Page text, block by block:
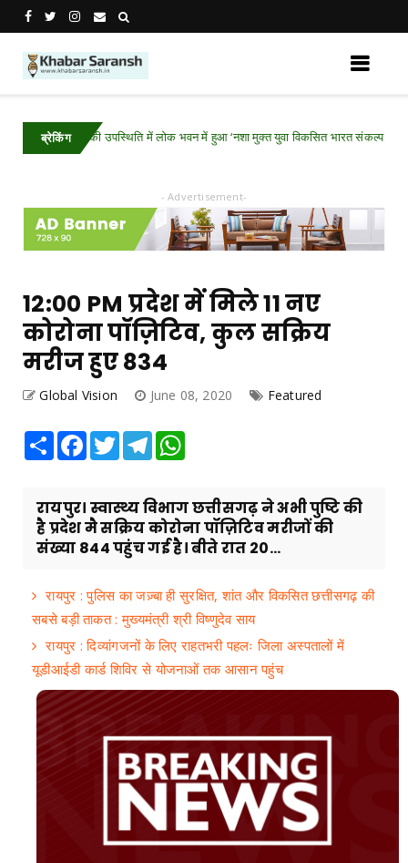
ब्रेकिंग
श्री साय की उपस्थिति में लोक भवन में हुआ ‘नशा मुक्त युवा विकसित भारत संकल्प अभियान‘
- Advertisement-
12:00 PM प्रदेश में मिले 11 नए
कोरोना पॉज़िटिव, कुल सक्रिय
मरीज हुए 834
Global Vision June 08, 2020 Featured
Share Facebook
TwitterTelegram
रायपुर। स्वास्थ्य विभाग छत्तीसगढ़ ने अभी पुष्टि की
है प्रदेश मै सक्रिय कोरोना पॉज़िटिव मरीजों की
संख्या 844 पहुंच गई है। बीते रात 20...
रायपुर : पुलिस का जज़्बा ही सुरक्षित, शांत और विकसित छत्तीसगढ़ की
सबसे बड़ी ताकत : मुख्यमंत्री श्री विष्णुदेव साय
रायपुर : दिव्यांगजनों के लिए राहतभरी पहलः जिला अस्पतालों में
यूडीआईडी कार्ड शिविर से योजनाओं तक आसान पहुंच